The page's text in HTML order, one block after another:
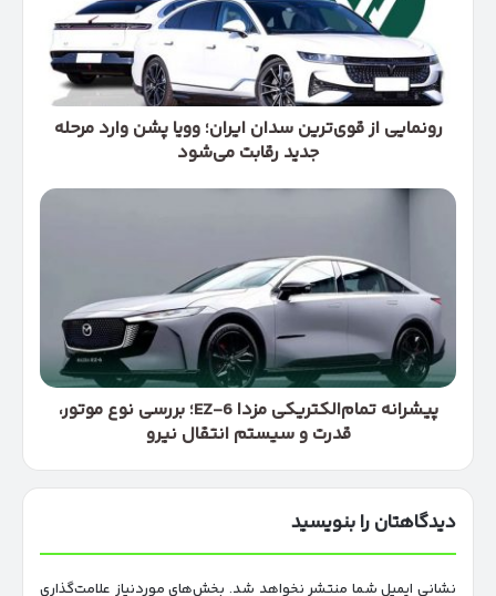
پشن
وارد
مرحله
جدید
رونمایی از قوی‌ترین سدان ایران؛ وویا پشن وارد مرحله
جدید رقابت می‌شود
پیشرانه
بررسی
نوع
موتور،
قدرت
پیشرانه تمام‌الکتریکی مزدا EZ-6؛ بررسی نوع موتور،
قدرت و سیستم انتقال نیرو
دیدگاهتان را بنویسید
نشانی ایمیل شما منتشر نخواهد شد. بخش‌های موردنیاز علامت‌گذاری